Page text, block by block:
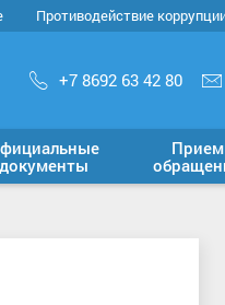
Противодействие
+7 8692 63 42 80
документы
Прием